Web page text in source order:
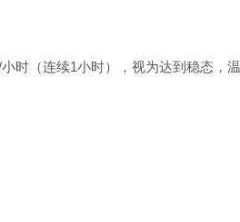
时（连续1小时），视为达到稳态‌，